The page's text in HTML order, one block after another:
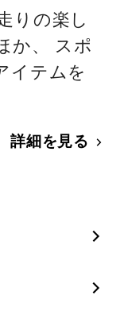
りの楽し
か、 スポ
イテムを
詳細を見る